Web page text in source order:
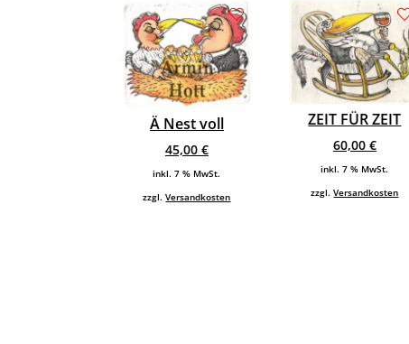
Ä Nest voll
45,00 €
inkl. 7 % MwSt.
zzgl.Versandkosten
ZEIT FÜR ZEIT
60,00 €
inkl. 7 % MwSt.
zzgl.Versandkosten